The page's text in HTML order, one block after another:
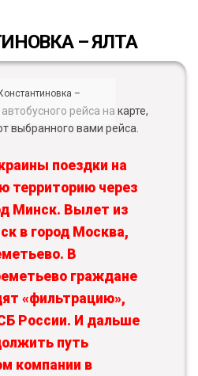
– ЯЛТА
Константиновка –
рейса на карте,
выбранного вами рейса.
поездки на
территорию через
Минск. Вылет из
в город Москва,
В
граждане
«фильтрацию»,
России. И дальше
путь
компании в